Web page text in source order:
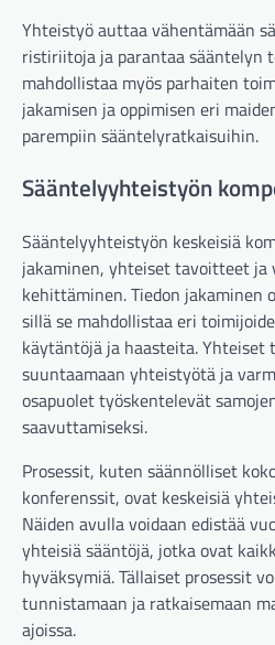
Yhteistyö auttaa vähentämään
ristiriitoja ja parantaa sääntelyn
mahdollistaa myös parhaiten
jakamisen ja oppimisen eri
parempiin sääntelyratkaisuihin.
Sääntelyyhteistyön
Sääntelyyhteistyön keskeisiä
jakaminen, yhteiset tavoitteet ja
kehittäminen. Tiedon jakaminen
sillä se mahdollistaa eri
käytäntöjä ja haasteita.
suuntaamaan yhteistyötä ja
osapuolet työskentelevät
saavuttamiseksi.
Prosessit, kuten säännölliset
konferenssit, ovat keskeisiä
Näiden avulla voidaan edistää
yhteisiä sääntöjä, jotka ovat
hyväksymiä. Tällaiset prosessit
tunnistamaan ja ratkaisemaan
ajoissa.